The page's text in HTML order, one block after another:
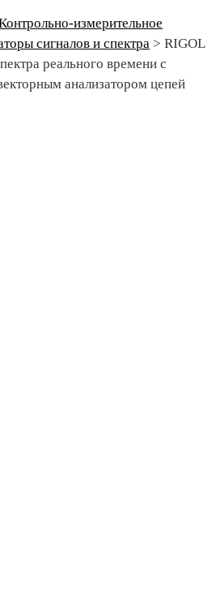
измерительное
сигналов и спектра > RIGOL
реального времени с
анализатором цепей